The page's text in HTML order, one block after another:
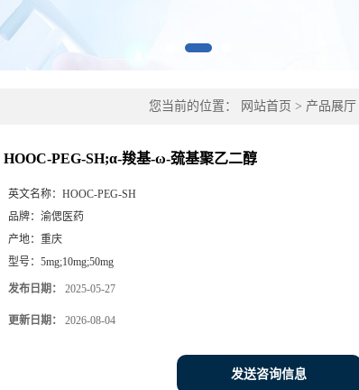
您当前的位置： 网站首页 > 产品展厅
HOOC-PEG-SH;α-羧基-ω-巯基聚乙二醇
英文名称： HOOC-PEG-SH
品牌： 渝偲医药
产地： 重庆
型号： 5mg;10mg;50mg
发布日期： 2025-05-27
更新日期： 2026-08-04
发送咨询信息